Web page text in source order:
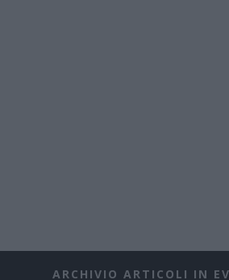
ARCHIVIO ARTICOLI IN